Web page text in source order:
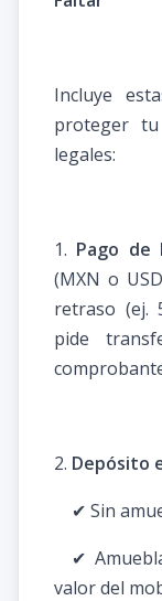
Incluye
proteger
legales:
1. Pago de
(MXN o
retraso (ej.
pide
2. Depósito
✔ Sin
✔
valor del